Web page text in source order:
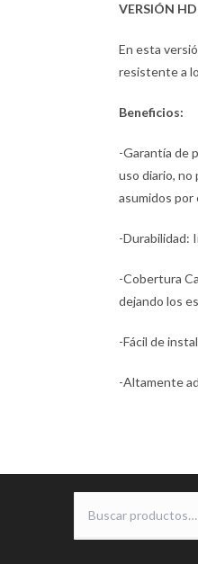
VERSIÓN HD
En esta
resistente a
Beneficios:
-Garantía de
uso diario, no
asumidos por
-Durabilidad:
-Cobertura
dejando los
-Fácil de
-Altamente